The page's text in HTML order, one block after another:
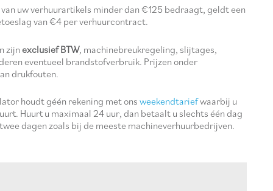
uw verhuurartikels minder dan €125 bedraagt, geldt een
van €4 per verhuurcontract.
zijn exclusief BTW, machinebreukregeling, slijtages,
eventueel brandstofverbruik. Prijzen onder
drukfouten.
houdt géén rekening met ons weekendtariefwaarbij u
Huurt u maximaal 24 uur, dan betaalt u slechts één dag
dagen zoals bij de meeste machineverhuurbedrijven.